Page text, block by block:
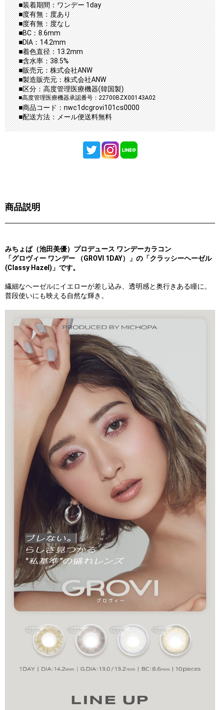
■装着期間：ワンデー 1day
■度有無：度あり
■度有無：度なし
■BC：8.6mm
■DIA：14.2mm
■着色直径：13.2mm
■含水率：38.5%
■販売元：株式会社ANW
■製造販売元：株式会社ANW
■区分：高度管理医療機器(韓国製)
■高度管理医療機器承認番号：22700BZX00143A02
■商品コード：nwc1dcgrovi101cs0000
■配送方法：メール便送料無料
商品説明
みちょぱ（池田美優）プロデュース ワンデーカラコン
「グロヴィー ワンデー （GROVI 1DAY）」の「クラッシーヘーゼル
(Classy Hazel)」です。
繊細なヘーゼルにイエローが差し込み、透明感と奥行きある瞳に。
普段使いにも映える自然な輝き。